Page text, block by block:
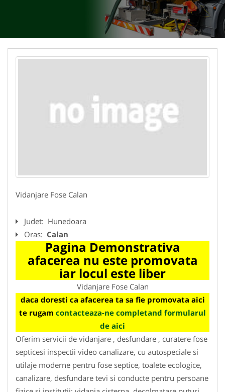
Vidanjare Fose Calan
Judet: Hunedoara
Oras: Calan
Pagina Demonstrativa
afacerea nu este promovata
iar locul este liber
Vidanjare Fose Calan
daca doresti ca afacerea ta sa fie promovata aici
te rugam contacteaza-ne completand formularul
de aici
Oferim servicii de vidanjare , desfundare , curatere fose
septicesi inspectii video canalizare, cu autospeciale si
utilaje moderne pentru fose septice, toalete ecologice,
canalizare, desfundare tevi si conducte pentru persoane